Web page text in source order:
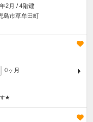
2月 / 4階建
島市草牟田町
0ヶ月
す★